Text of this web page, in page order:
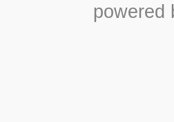
powered